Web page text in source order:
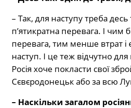
– Так, для наступу треба
п’ятикратна перевага. І чим
перевага, тим менше втрат
наступ. І це теж відчутно
Росія хоче покласти свої
Сєвєродонецьк або за всю
– Наскільки загалом